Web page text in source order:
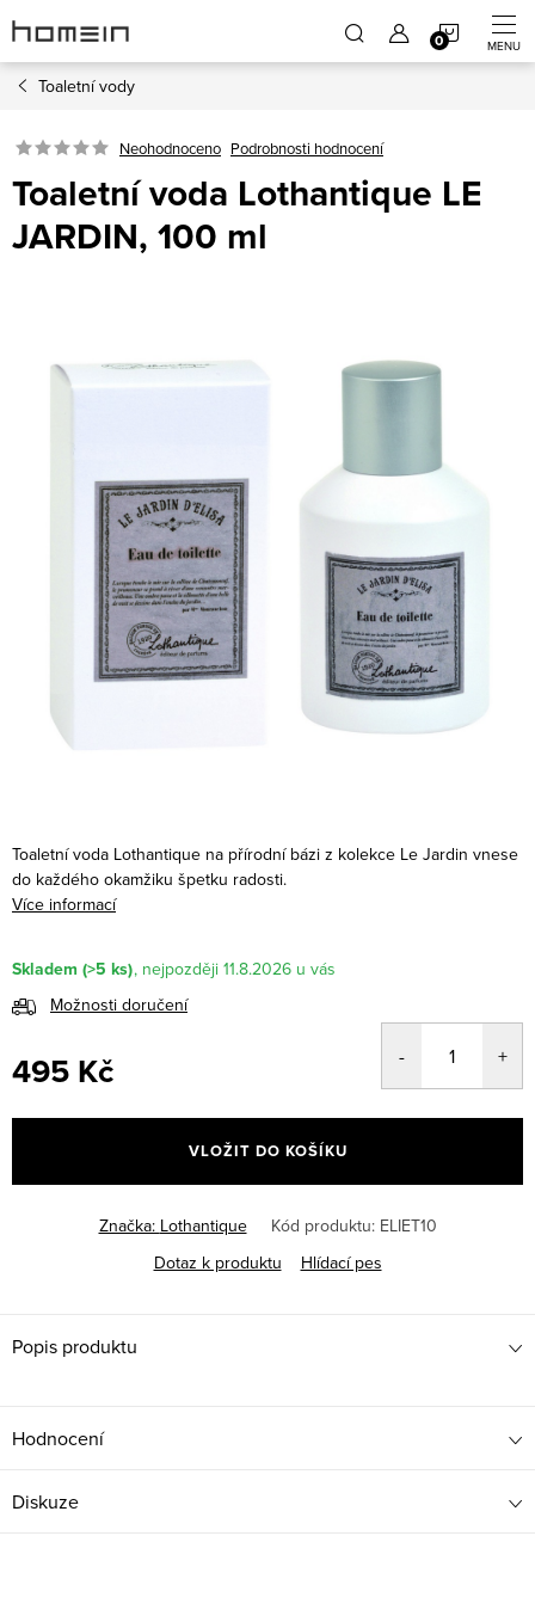
na
obsah
Toaletní vody
Neohodnoceno Podrobnosti hodnocení
Toaletní voda Lothantique LE
JARDIN, 100 ml
Toaletní voda Lothantique na přírodní bázi z kolekce Le Jardin vnese
do každého okamžiku špetku radosti.
Více informací
Skladem (>5 ks)
11.8.2026
Možnosti doručení
495 Kč
cena:
VLOŽIT DO KOŠÍKU
Značka: Lothantique Kód produktu: ELIET10
Dotaz k produktu
Hlídací pes
Popis produktu
Hodnocení
Diskuze